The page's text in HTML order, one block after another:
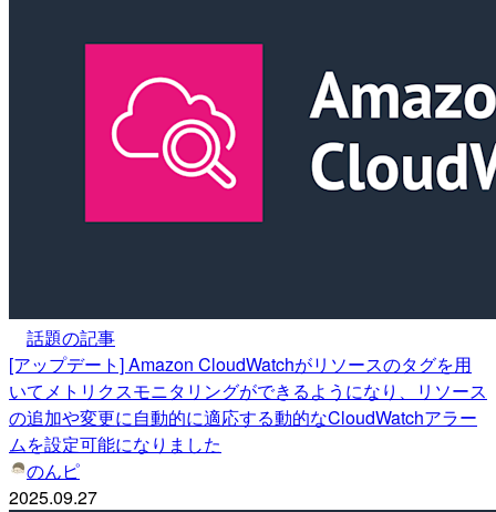
話題の記事
[アップデート] Amazon CloudWatchがリソースのタグを用
いてメトリクスモニタリングができるようになり、リソース
の追加や変更に自動的に適応する動的なCloudWatchアラー
ムを設定可能になりました
のんピ
2025.09.27